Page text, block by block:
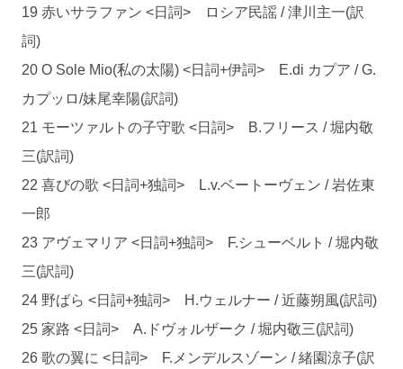
19 赤いサラファン <日詞> ロシア民謡 / 津川主一(訳
詞)
20 O Sole Mio(私の太陽) <日詞+伊詞> E.di カプア / G.
カプッロ/妹尾幸陽(訳詞)
21 モーツァルトの子守歌 <日詞> B.フリース / 堀内敬
三(訳詞)
22 喜びの歌 <日詞+独詞> L.v.ベートーヴェン / 岩佐東
一郎
23 アヴェマリア <日詞+独詞> F.シューベルト / 堀内敬
三(訳詞)
24 野ばら <日詞+独詞> H.ウェルナー / 近藤朔風(訳詞)
25 家路 <日詞> A.ドヴォルザーク / 堀内敬三(訳詞)
26 歌の翼に <日詞> F.メンデルスゾーン / 緒園涼子(訳